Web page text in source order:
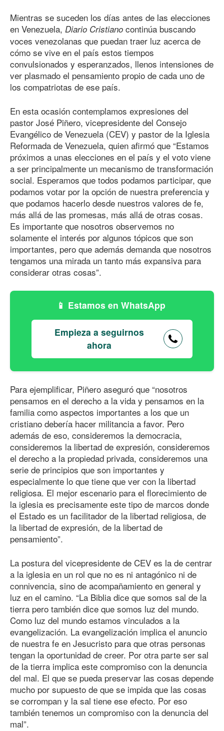
Mientras se suceden los días antes de las elecciones
en Venezuela, Diario Cristiano continúa buscando
voces venezolanas que puedan traer luz acerca de
cómo se vive en el país estos tiempos
convulsionados y esperanzados, llenos intensiones de
ver plasmado el pensamiento propio de cada uno de
los compatriotas de ese país.
En esta ocasión contemplamos expresiones del
pastor José Piñero, vicepresidente del Consejo
Evangélico de Venezuela (CEV) y pastor de la Iglesia
Reformada de Venezuela, quien afirmó que “Estamos
próximos a unas elecciones en el país y el voto viene
a ser principalmente un mecanismo de transformación
social. Esperamos que todos podamos participar, que
podamos votar por la opción de nuestra preferencia y
que podamos hacerlo desde nuestros valores de fe,
más allá de las promesas, más allá de otras cosas.
Es importante que nosotros observemos no
solamente el interés por algunos tópicos que son
importantes, pero que además demanda que nosotros
tengamos una mirada un tanto más expansiva para
considerar otras cosas”.
Estamos en WhatsApp
Empieza a seguirnos
ahora
Para ejemplificar, Piñero aseguró que “nosotros
pensamos en el derecho a la vida y pensamos en la
familia como aspectos importantes a los que un
cristiano debería hacer militancia a favor. Pero
además de eso, consideremos la democracia,
consideremos la libertad de expresión, consideremos
el derecho a la propiedad privada, consideremos una
serie de principios que son importantes y
especialmente lo que tiene que ver con la libertad
religiosa. El mejor escenario para el florecimiento de
la iglesia es precisamente este tipo de marcos donde
el Estado es un facilitador de la libertad religiosa, de
la libertad de expresión, de la libertad de
pensamiento”.
La postura del vicepresidente de CEV es la de centrar
a la iglesia en un rol que no es ni antagónico ni de
connivencia, sino de acompañamiento en general y
luz en el camino. “La Biblia dice que somos sal de la
tierra pero también dice que somos luz del mundo.
Como luz del mundo estamos vinculados a la
evangelización. La evangelización implica el anuncio
de nuestra fe en Jesucristo para que otras personas
tengan la oportunidad de creer. Por otra parte ser sal
de la tierra implica este compromiso con la denuncia
del mal. El que se pueda preservar las cosas depende
mucho por supuesto de que se impida que las cosas
se corrompan y la sal tiene ese efecto. Por eso
también tenemos un compromiso con la denuncia del
mal”.